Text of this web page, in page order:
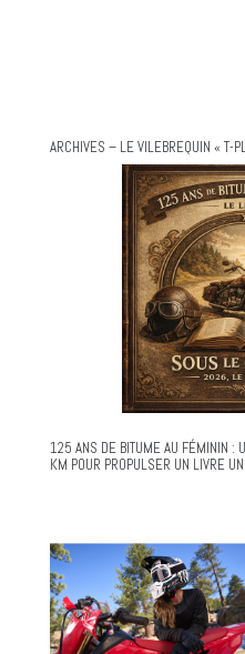
ARCHIVES – LE VILEBREQUIN « T-
125 ANS DE BITUME AU FÉMININ :
KM POUR PROPULSER UN LIVRE